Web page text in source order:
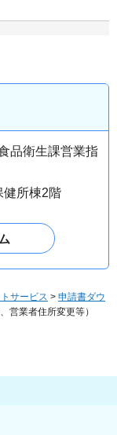
品衛生課営業指
健所棟2階
サービス > 申請書ダウ
営業者住所変更等）